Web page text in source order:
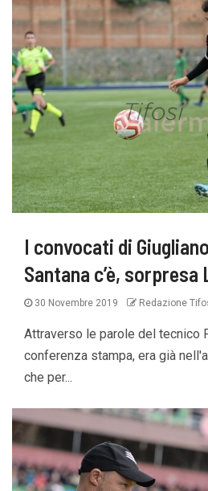
I convocati di
Santana c’è, sorpresa
30 Novembre 2019 Redazione
Attraverso le parole del tecnico
conferenza stampa, era già
che per...